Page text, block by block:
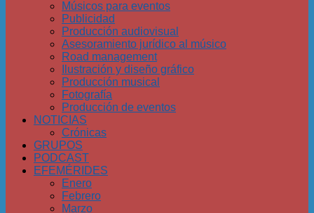
Músicos para eventos
Publicidad
Producción audiovisual
Asesoramiento jurídico al músico
Road management
Ilustración y diseño gráfico
Producción musical
Fotografía
Producción de eventos
NOTICIAS
Crónicas
GRUPOS
PODCAST
EFEMÉRIDES
Enero
Febrero
Marzo